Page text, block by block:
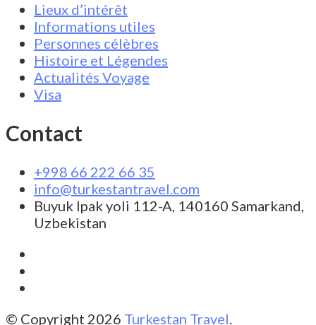
Lieux d’intérêt
Informations utiles
Personnes célèbres
Histoire et Légendes
Actualités Voyage
Visa
Contact
+998 66 222 66 35
info@turkestantravel.com
Buyuk Ipak yoli 112-A, 140160 Samarkand,
Uzbekistan
© Copyright 2026 Turkestan Travel.